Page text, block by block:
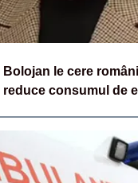
le cere
consumul de